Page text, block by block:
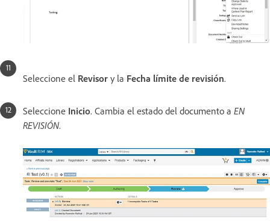
Seleccione el Revisor y la Fecha límite de revisión.
Seleccione Inicio. Cambia el estado del documento a EN
REVISIÓN.